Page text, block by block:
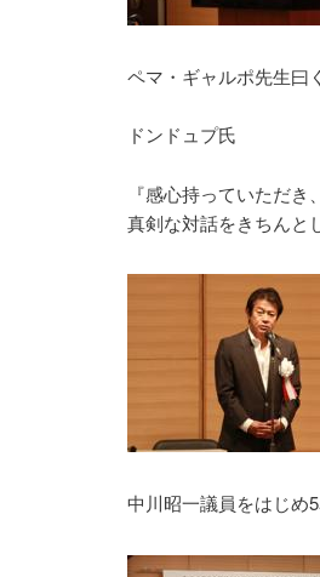
ペマ・ギャルポ先生曰
ドンドュプ氏
『感心持っていただ
真剣な対話をきちんと
中川昭一議員をはじめ